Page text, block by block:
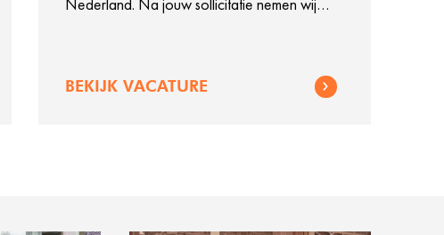
Nederland. Na jouw sollicitatie nemen wij
BEKIJK VACATURE